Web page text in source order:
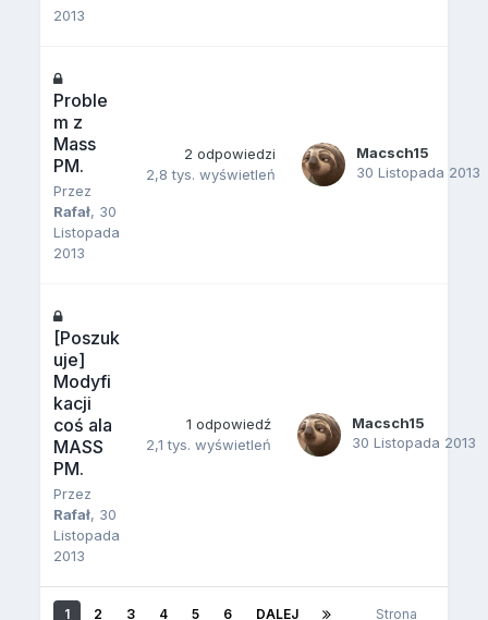
2013
Proble
m z
Mass
PM.
Przez
Rafał, 30
Listopada
2013
2 odpowiedzi
2,8 tys. wyświetleń
Macsch15
30 Listopada 2013
[Poszuk
uje]
Modyfi
kacji
coś ala
MASS
PM.
Przez
Rafał, 30
Listopada
2013
1 odpowiedź
2,1 tys. wyświetleń
Macsch15
30 Listopada 2013
1 2 3 4 5 6 DALEJ
Strona